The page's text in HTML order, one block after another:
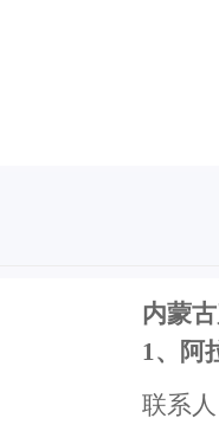
内蒙
1、阿
联系人